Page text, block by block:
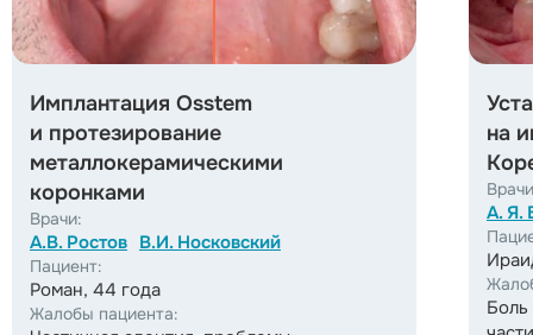
Имплантация Osstem
и протезирование
металлокерамическими
коронками
Врачи:
А.В. Ростов В.И. Носковский
Пациент:
Роман, 44 года
Жалобы пациента:
на
А. Я.
Боль